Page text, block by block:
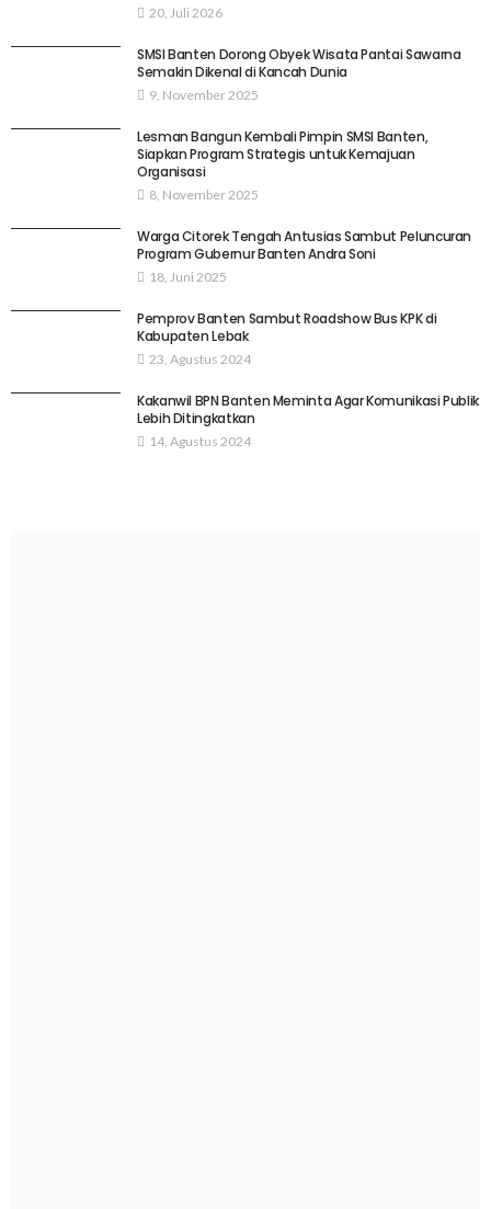
20, Juli 2026
SMSI Banten Dorong Obyek Wisata Pantai Sawarna
Semakin Dikenal di Kancah Dunia
9, November 2025
Lesman Bangun Kembali Pimpin SMSI Banten,
Siapkan Program Strategis untuk Kemajuan
Organisasi
8, November 2025
Warga Citorek Tengah Antusias Sambut Peluncuran
Program Gubernur Banten Andra Soni
18, Juni 2025
Pemprov Banten Sambut Roadshow Bus KPK di
Kabupaten Lebak
23, Agustus 2024
Kakanwil BPN Banten Meminta Agar Komunikasi Publik
Lebih Ditingkatkan
14, Agustus 2024